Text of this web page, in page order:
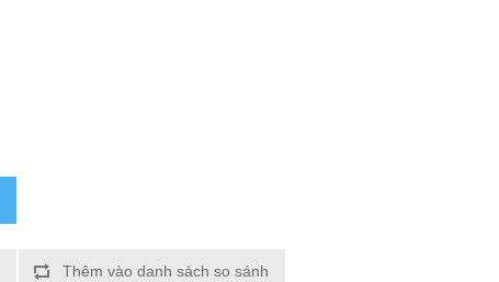
Thêm vào danh sách so sánh